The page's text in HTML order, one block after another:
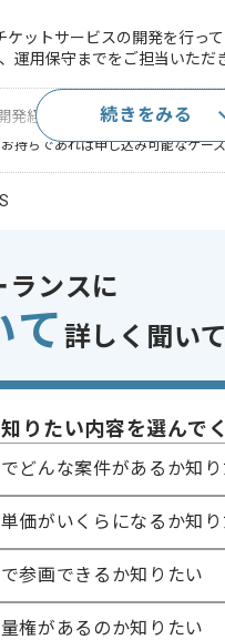
ットサービスの開発を行って
運用保守までをご担当いただ
発経験₂年以上
持ちであれば申し込み可能なケー
開発 , 追加開発
ートフォンアプリ
プロジェクト , BtoC向け , ベン
時間〜180時間
や
ている企業です。
続きをみる
ランスに
て 詳しく聞い
知りたい内容を選んで
どんな案件があるか知り
価がいくらになるか知り
参画できるか知りたい
権があるのか知りたい